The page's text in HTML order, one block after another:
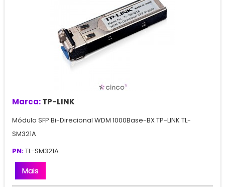
Marca:TP-LINK
Módulo SFP Bi-Direcional WDM 1000Base-BX TP-LINK TL-
SM321A
PN:TL-SM321A
Mais